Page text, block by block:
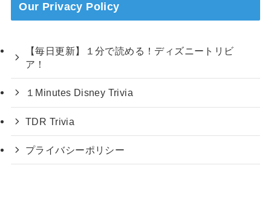
Our Privacy Policy
【毎日更新】１分で読める！ディズニートリビ
ア！
１Minutes Disney Trivia
TDR Trivia
プライバシーポリシー